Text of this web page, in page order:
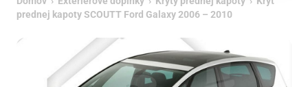
prednej kapoty SCOUTT Ford Galaxy 2006 – 2010